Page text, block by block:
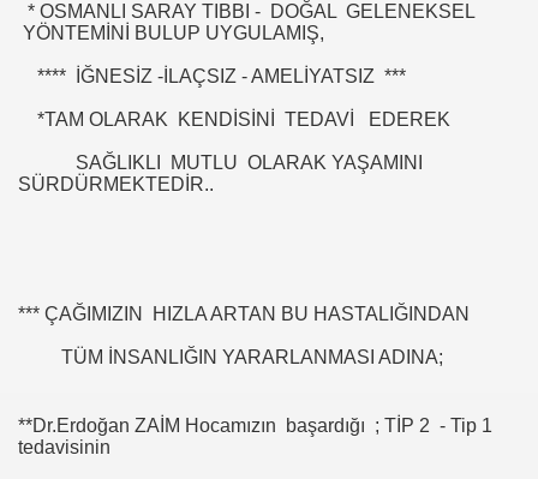
* OSMANLI SARAY TIBBI - DOĞAL GELENEKSEL
YÖNTEMİNİ BULUP UYGULAMIŞ,
**** İĞNESİZ -İLAÇSIZ - AMELİYATSIZ ***
*TAM OLARAK KENDİSİNİ TEDAVİ EDEREK
SAĞLIKLI MUTLU OLARAK YAŞAMINI
SÜRDÜRMEKTEDİR..
*** ÇAĞIMIZIN HIZLA ARTAN BU HASTALIĞINDAN
TÜM İNSANLIĞIN YARARLANMASI ADINA;
**Dr.Erdoğan ZAİM Hocamızın başardığı ; TİP 2 - Tip 1
tedavisinin
VAKFI
İSMAİL TOPKAR